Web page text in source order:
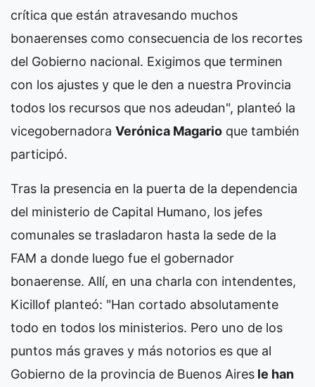
crítica que están atravesando muchos
bonaerenses como consecuencia de los recortes
del Gobierno nacional. Exigimos que terminen
con los ajustes y que le den a nuestra Provincia
todos los recursos que nos adeudan", planteó la
vicegobernadora Verónica Magario que también
participó.
Tras la presencia en la puerta de la dependencia
del ministerio de Capital Humano, los jefes
comunales se trasladaron hasta la sede de la
FAM a donde luego fue el gobernador
bonaerense. Allí, en una charla con intendentes,
Kicillof planteó: "Han cortado absolutamente
todo en todos los ministerios. Pero uno de los
puntos más graves y más notorios es que al
Gobierno de la provincia de Buenos Aires le han